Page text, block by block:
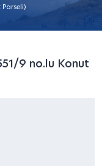
9 no.lu Konut